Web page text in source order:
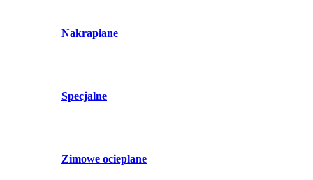
Nakrapiane
Specjalne
Zimowe ocieplane